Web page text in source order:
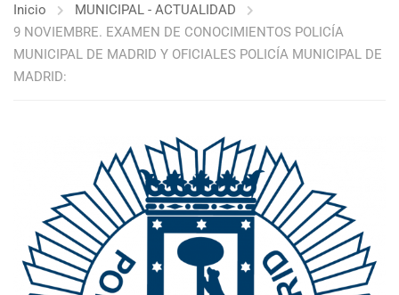
Inicio
MUNICIPAL - ACTUALIDAD
9 NOVIEMBRE. EXAMEN DE CONOCIMIENTOS POLICÍA
MUNICIPAL DE MADRID Y OFICIALES POLICÍA MUNICIPAL DE
MADRID: